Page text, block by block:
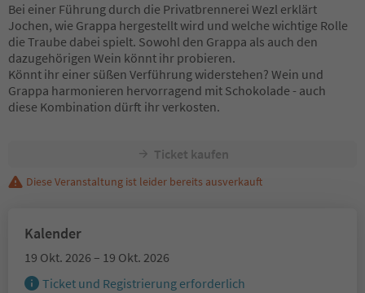
Bei einer Führung durch die Privatbrennerei Wezl erklärt
Jochen, wie Grappa hergestellt wird und welche wichtige Rolle
die Traube dabei spielt. Sowohl den Grappa als auch den
dazugehörigen Wein könnt ihr probieren.
Könnt ihr einer süßen Verführung widerstehen? Wein und
Grappa harmonieren hervorragend mit Schokolade - auch
diese Kombination dürft ihr verkosten.
Ticket kaufen
Diese Veranstaltung ist leider bereits ausverkauft
Kalender
19 Okt. 2026 – 19 Okt. 2026
Ticket und Registrierung erforderlich